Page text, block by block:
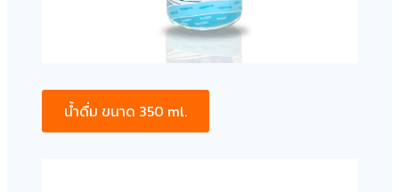
น้ำดื่ม ขนาด 350 ml.